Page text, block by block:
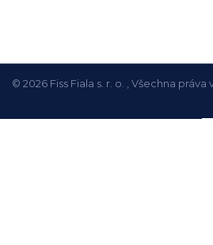
© 2026 Fiss Fiala s. r. o. , Všechna práva